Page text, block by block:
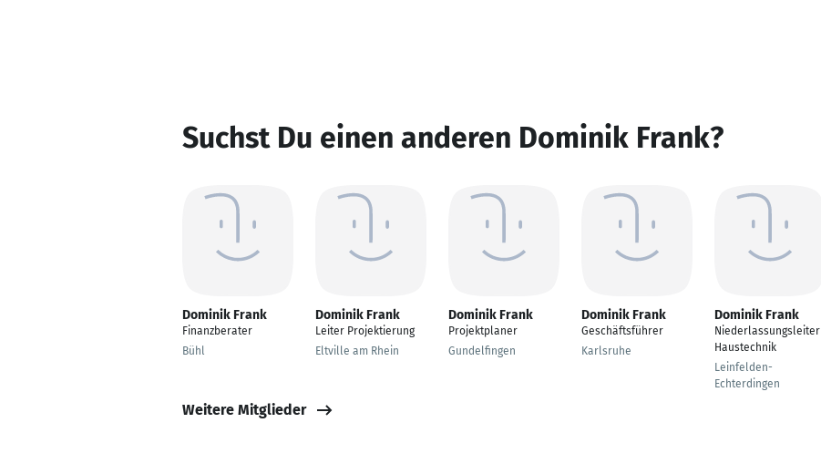
Suchst Du einen anderen Dominik Frank?
Dominik Frank
Finanzberater
Bühl
Dominik Frank
Leiter Projektierung
Eltville am Rhein
Dominik Frank
Projektplaner
Gundelfingen
Dominik Frank
Geschäftsführer
Karlsruhe
Dominik Frank
Niederlassungsleiter
Haustechnik
Leinfelden-
Echterdingen
Weitere Mitglieder